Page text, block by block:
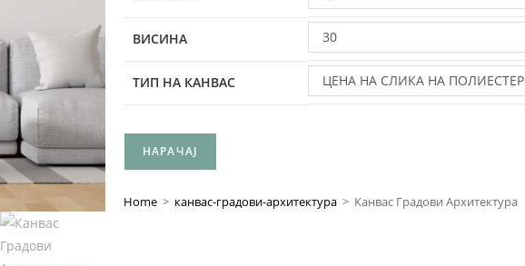
ВИСИНА 30
ТИП НА КАНВАС
ЦЕНА НА СЛИКА НА ПОЛИЕСТЕР
НАРАЧАЈ
Home > канвас-градови-архитектура > Канвас Градови Архитектура